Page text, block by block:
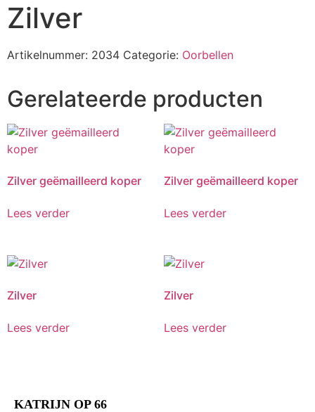
Zilver
Artikelnummer: 2034 Categorie: Oorbellen
Gerelateerde producten
Zilver geëmailleerd koper
Lees verder
Zilver geëmailleerd koper
Lees verder
Zilver
Lees verder
Zilver
Lees verder
KATRIJN OP 66